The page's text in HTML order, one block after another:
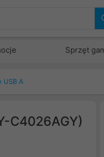
Sprzęt
USB A
C4026AGY)